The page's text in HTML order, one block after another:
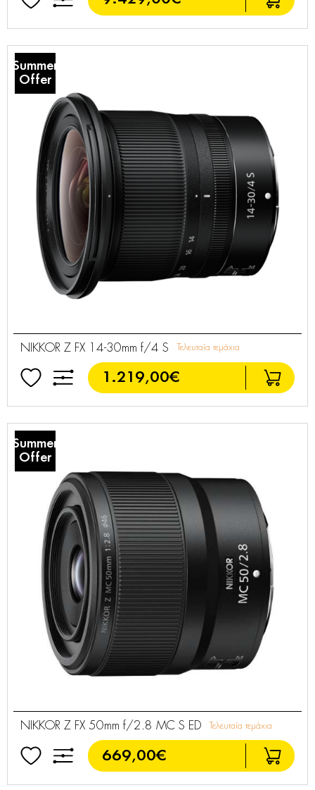
Summer
Offer
NIKKOR Z FX 14-30mm f/4 S Τελευταία τεμάχια
1.219,00€
Summer
Offer
NIKKOR Z FX 50mm f/2.8 MC S ED Τελευταία τεμάχια
669,00€